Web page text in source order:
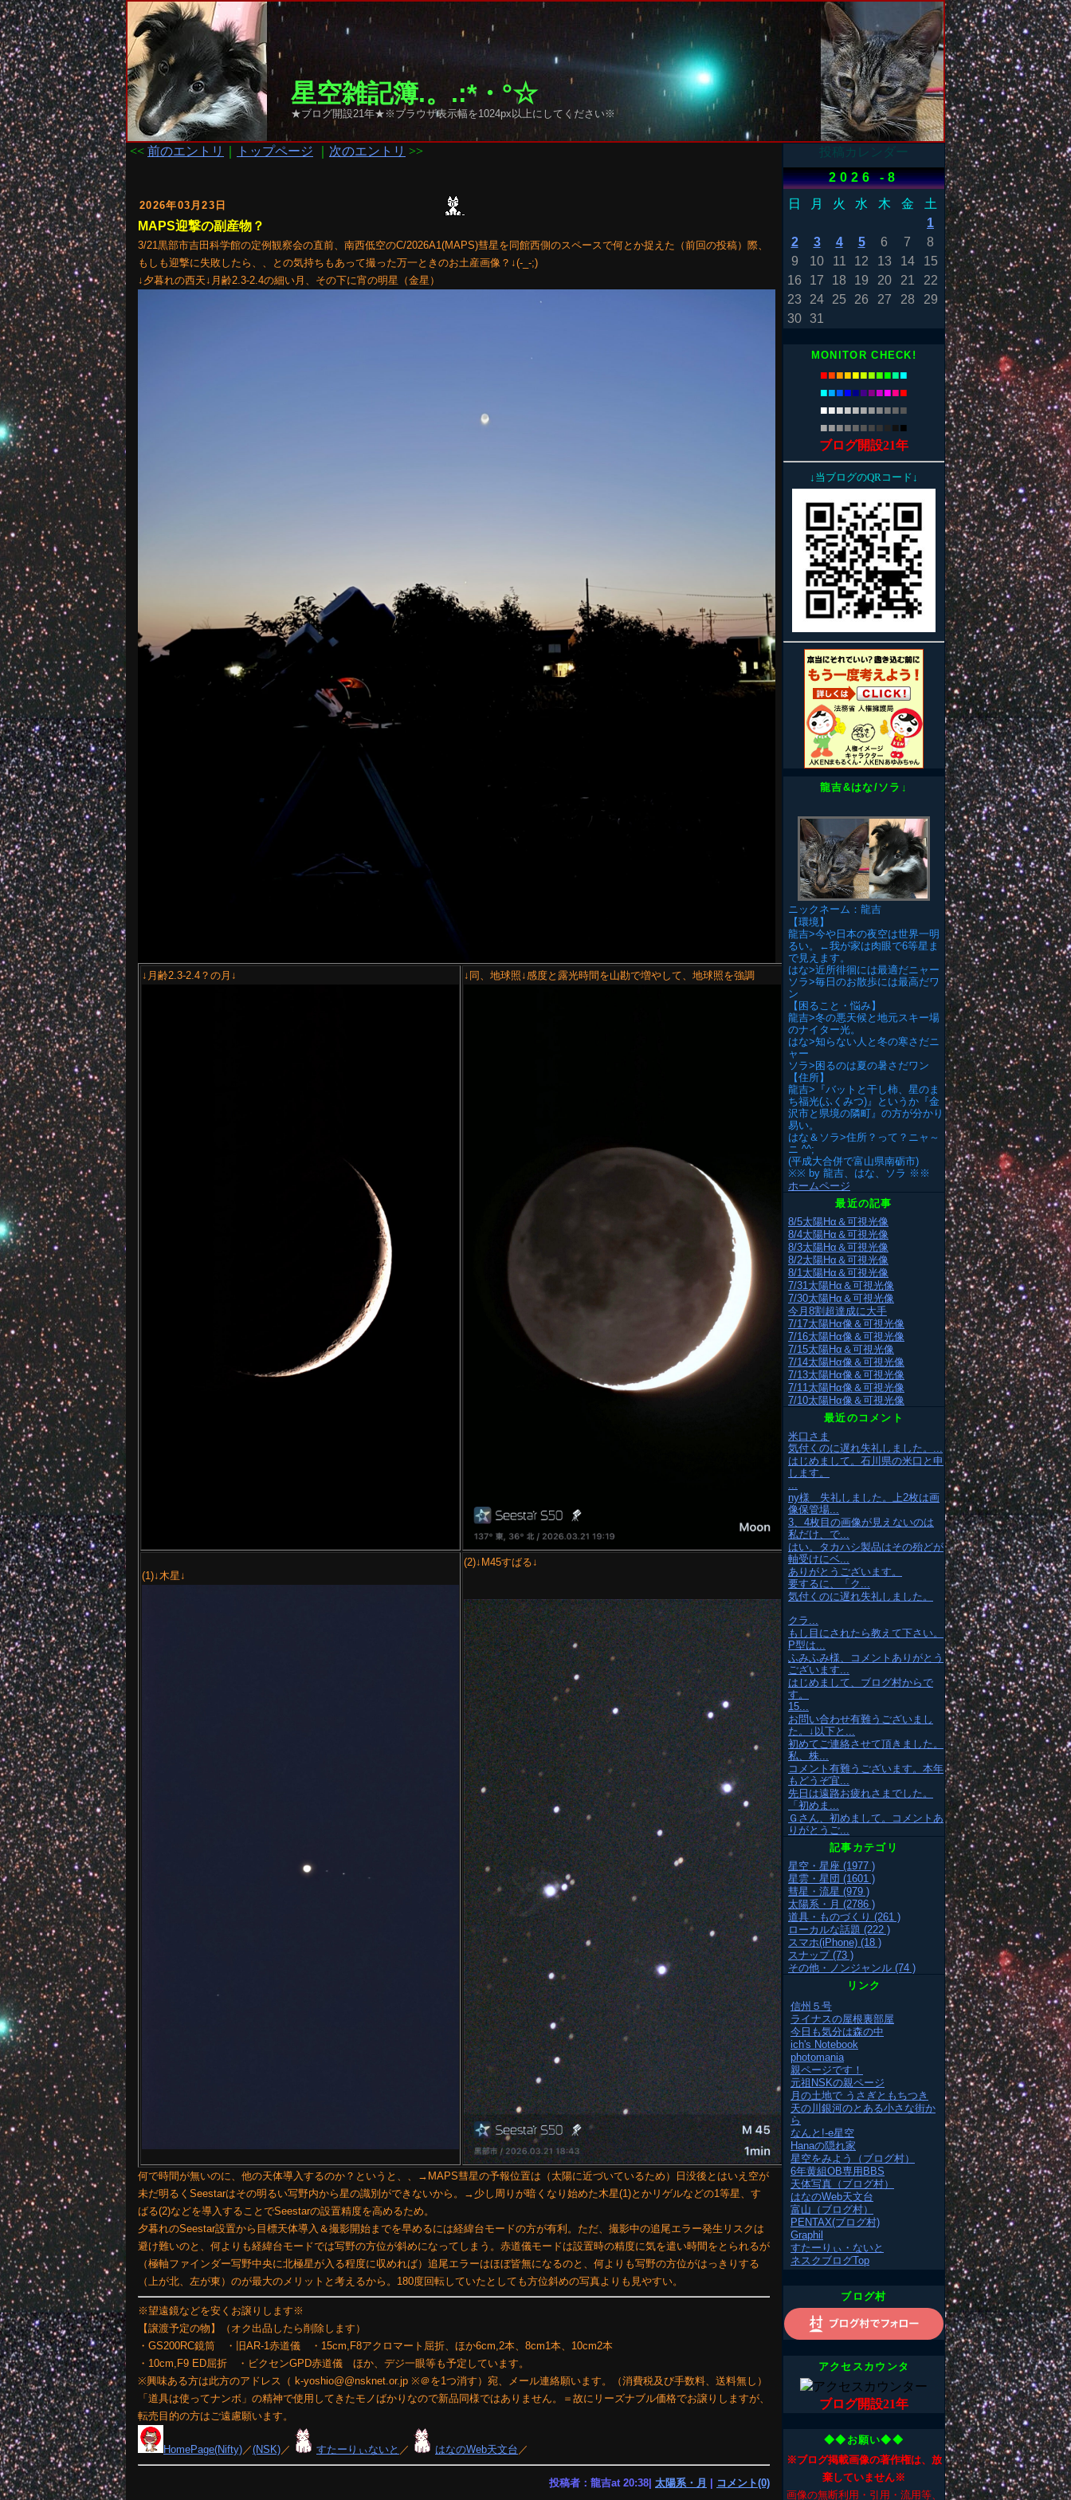
星空雑記簿.。.:*・°☆
★ブログ開設21年★※ブラウザ表示幅を1024px以上にしてください※
<< 前のエントリ トップページ 次のエントリ >>
2026年03月23日
MAPS迎撃の副産物？
3/21黒部市吉田科学館の定例観察会の直前、南西低空のC/2026A1(MAPS)彗星を同館西側のスペースで何とか捉えた（前回の投稿）際、
もしも迎撃に失敗したら、、との気持ちもあって撮った万一ときのお土産画像？↓(-_-;)
↓夕暮れの西天↓月齢2.3-2.4の細い月、その下に宵の明星（金星）
↓月齢2.3-2.4？の月↓ ↓同、地球照↓感度と露光時間を山勘で増やして、地球照を強調
(1)↓木星↓
(2)↓M45すばる↓
何で時間が無いのに、他の天体導入するのか？というと、、→MAPS彗星の予報位置は（太陽に近づいているため）日没後とはいえ空が
未だ明るくSeestarはその明るい写野内から星の識別ができないから。→少し周りが暗くなり始めた木星(1)とかリゲルなどの1等星、す
ばる(2)などを導入することでSeestarの設置精度を高めるため。
夕暮れのSeestar設置から目標天体導入＆撮影開始までを早めるには経緯台モードの方が有利。ただ、撮影中の追尾エラー発生リスクは
避け難いのと、何よりも経緯台モードでは写野の方位が斜めになってしまう。赤道儀モードは設置時の精度に気を遣い時間をとられるが
（極軸ファインダー写野中央に北極星が入る程度に収めれば）追尾エラーはほぼ皆無になるのと、何よりも写野の方位がはっきりする
（上が北、左が東）のが最大のメリットと考えるから。180度回転していたとしても方位斜めの写真よりも見やすい。
※望遠鏡などを安くお譲りします※
【譲渡予定の物】（オク出品したら削除します）
・GS200RC鏡筒 ・旧AR-1赤道儀 ・15cm,F8アクロマート屈折、ほか6cm,2本、8cm1本、10cm2本
・10cm,F9 ED屈折 ・ビクセンGPD赤道儀 ほか、デジ一眼等も予定しています。
※興味ある方は此方のアドレス（ k-yoshio@@nsknet.or.jp ※＠を1つ消す）宛、メール連絡願います。（消費税及び手数料、送料無し）
「道具は使ってナンボ」の精神で使用してきたモノばかりなので新品同様ではありません。＝故にリーズナブル価格でお譲りしますが、
転売目的の方はご遠慮願います。
HomePage(Nifty)／(NSK)／ すたーりぃないと ／ はなのWeb天文台 ／
投稿者：龍吉at 20:38| 太陽系・月 | コメント(0)
投稿カレンダー
2026 -8
日
月 火 水 木 金
土
1
2
3 4 5 6 7
8
9
10 11 12 13 14
15
16
17 18 19 20 21
22
23
24 25 26 27 28
29
30 31
MONITOR CHECK!
■■■■■■■■■■■
■■■■■■■■■■■
■■■■■■■■■■■
■■■■■■■■ ■■
ブログ開設21年
↓当ブログのQRコード↓
龍吉&はな/ソラ↓
ニックネーム：龍吉
【環境】
龍吉>今や日本の夜空は世界一明
るい。←我が家は肉眼で6等星ま
で見えます。
はな>近所徘徊には最適だニャー
ソラ>毎日のお散歩には最高だワ
ン
【困ること・悩み】
龍吉>冬の悪天候と地元スキー場
のナイター光。
はな>知らない人と冬の寒さだニ
ャー
ソラ>困るのは夏の暑さだワン
【住所】
龍吉>『バットと干し柿、星のま
ち福光(ふくみつ)』というか『金
沢市と県境の隣町』の方が分かり
易い。
はな＆ソラ>住所？って？ニャ～
ニ ^^;
(平成大合併で富山県南砺市)
※※ by 龍吉、はな、ソラ ※※
ホームページ
最近の記事
8/5太陽Hα＆可視光像
8/4太陽Hα＆可視光像
8/3太陽Hα＆可視光像
8/2太陽Hα＆可視光像
8/1太陽Hα＆可視光像
7/31太陽Hα＆可視光像
7/30太陽Hα＆可視光像
今月8割超達成に大手
7/17太陽Hα像＆可視光像
7/16太陽Hα像＆可視光像
7/15太陽Hα＆可視光像
7/14太陽Hα像＆可視光像
7/13太陽Hα像＆可視光像
7/11太陽Hα像＆可視光像
7/10太陽Hα像＆可視光像
最近のコメント
米口さま
気付くのに遅れ失礼しました。...
はじめまして。石川県の米口と申
します。
...
ny様 失礼しました。上2枚は画
像保管場...
3、4枚目の画像が見えないのは
私だけ、で...
はい。タカハシ製品はその殆どが
軸受けにベ...
ありがとうございます。
要するに、「ク...
気付くのに遅れ失礼しました。
クラ...
もし目にされたら教えて下さい。
P型は...
ふみふみ様、コメントありがとう
ございます...
はじめまして、ブログ村からで
す。
15...
お問い合わせ有難うございまし
た。↓以下と...
初めてご連絡させて頂きました。
私、株...
コメント有難うございます。本年
もどうぞ宜...
先日は遠路お疲れさまでした。
「初めま...
Ｇさん、初めまして。コメントあ
りがとうご...
記事カテゴリ
星空・星座 (1977 )
星雲・星団 (1601 )
彗星・流星 (979 )
太陽系・月 (2786 )
道具・ものづくり (261 )
ローカルな話題 (222 )
スマホ(iPhone) (18 )
スナップ (73 )
その他・ノンジャンル (74 )
リンク
信州５号
ライナスの屋根裏部屋
今日も気分は森の中
ich's Notebook
photomania
親ページです！
元祖NSKの親ページ
月の土地で うさぎともちつき
天の川銀河のとある小さな街か
ら
なんと!-e星空
Hanaの隠れ家
星空をみよう（ブログ村）
6年黄組OB専用BBS
天体写真（ブログ村）
はなのWeb天文台
富山（ブログ村）
PENTAX(ブログ村)
Graphil
すたーりぃ・ないと
ネスクブログTop
ブログ村
アクセスカウンタ
ブログ開設21年
◆◆お願い◆◆
※ブログ掲載画像の著作権は、放
棄していません※
画像の無断利用・引用・流用等、